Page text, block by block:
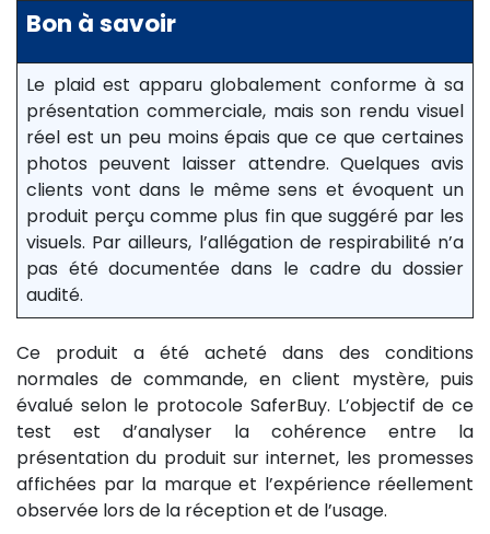
Bon à savoir
Le plaid est apparu globalement conforme à sa
présentation commerciale, mais son rendu visuel
réel est un peu moins épais que ce que certaines
photos peuvent laisser attendre. Quelques avis
clients vont dans le même sens et évoquent un
produit perçu comme plus fin que suggéré par les
visuels. Par ailleurs, l’allégation de respirabilité n’a
pas été documentée dans le cadre du dossier
audité.
Ce produit a été acheté dans des conditions
normales de commande, en client mystère, puis
évalué selon le protocole SaferBuy. L’objectif de ce
test est d’analyser la cohérence entre la
présentation du produit sur internet, les promesses
affichées par la marque et l’expérience réellement
observée lors de la réception et de l’usage.